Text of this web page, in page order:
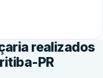
realizados
PR